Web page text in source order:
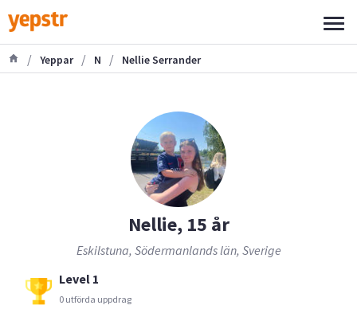
/ Yeppar / N / Nellie Serrander
Nellie, 15 år
Eskilstuna, Södermanlands län, Sverige
Level 1
0 utförda uppdrag